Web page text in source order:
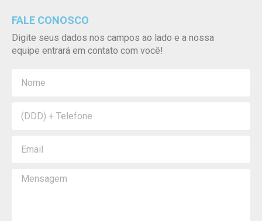
FALE CONOSCO
Digite seus dados nos campos ao lado e a nossa
equipe entrará em contato com você!